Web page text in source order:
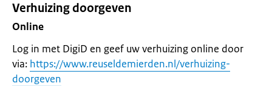
Verhuizing doorgeven
Online
Log in met DigiD en geef uw verhuizing online door
via: https://www.reuseldemierden.nl/verhuizing-
doorgeven